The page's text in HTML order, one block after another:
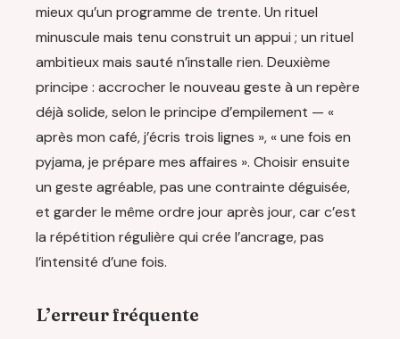
mieux qu’un programme de trente. Un rituel
minuscule mais tenu construit un appui ; un rituel
ambitieux mais sauté n’installe rien. Deuxième
principe : accrocher le nouveau geste à un repère
déjà solide, selon le principe d’empilement — «
après mon café, j’écris trois lignes », « une fois en
pyjama, je prépare mes affaires ». Choisir ensuite
un geste agréable, pas une contrainte déguisée,
et garder le même ordre jour après jour, car c’est
la répétition régulière qui crée l’ancrage, pas
l’intensité d’une fois.
L’erreur fréquente